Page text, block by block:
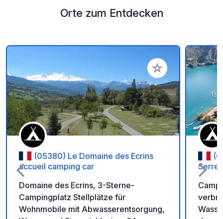
Orte zum Entdecken
Zu Ihren Favoriten
(05380) Le Domaine des Ecrins
accueil camping car
Domaine des Ecrins, 3-Sterne-
Campingplatz Stellplätze für
Wohnmobile mit Abwasserentsorgung,